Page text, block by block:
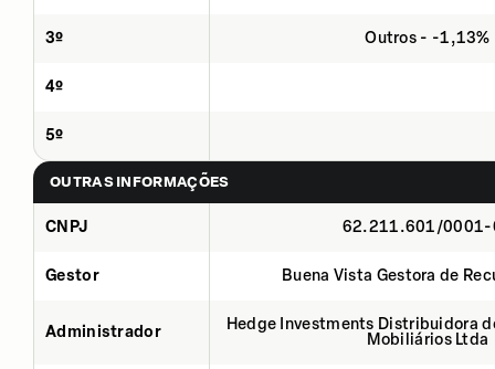
3º Outros - -1,13%
4º
5º
OUTRAS INFORMAÇÕES
CNPJ 62.211.601/0001-
Gestor Buena Vista Gestora de
Administrador
Hedge Investments Distribuidora
Mobiliários Ltda